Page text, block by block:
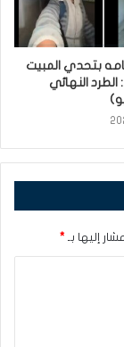
بتحدي المبيت
النهائي
إليها بـ *